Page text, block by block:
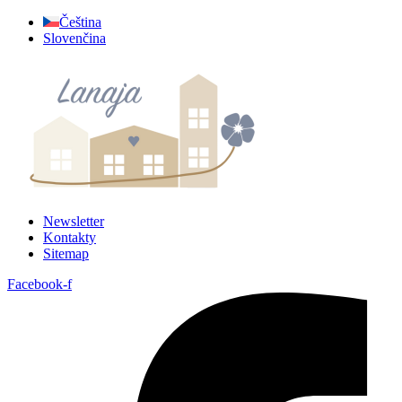
PreskočiťČeština
Slovenčina
Newsletter
Kontakty
Sitemap
Facebook-f